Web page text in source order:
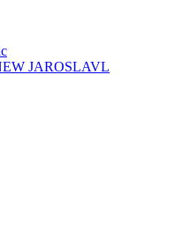
JAROSLAVL